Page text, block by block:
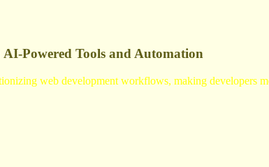
Powered Tools and Automation
web development workflows, making developers